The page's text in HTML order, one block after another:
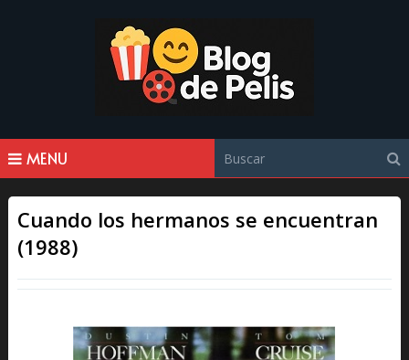
MENU
Cuando los hermanos se encuentran
(1988)